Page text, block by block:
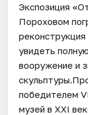
Экспозиция
Пороховом
увидеть
вооружение и
победителем
музей в XXI